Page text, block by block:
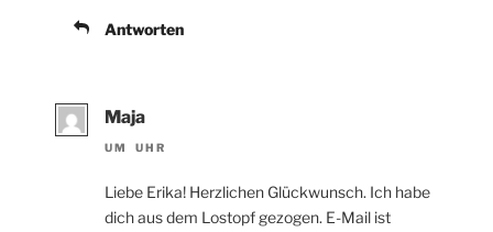
Antworten
Maja
UM UHR
Liebe Erika! Herzlichen Glückwunsch. Ich habe
dich aus dem Lostopf gezogen. E-Mail ist